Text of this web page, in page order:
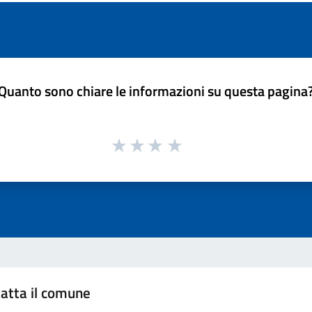
sono chiare le informazioni su questa
il comune